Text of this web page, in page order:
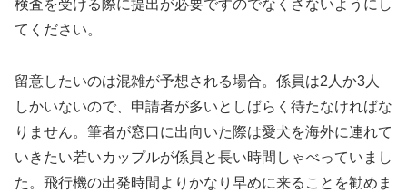
検査を受ける際に提出が必要ですのでなくさないようにし
てください。
留意したいのは混雑が予想される場合。係員は2人か3人
しかいないので、申請者が多いとしばらく待たなければな
りません。筆者が窓口に出向いた際は愛犬を海外に連れて
いきたい若いカップルが係員と長い時間しゃべっていまし
た。飛行機の出発時間よりかなり早めに来ることを勧めま